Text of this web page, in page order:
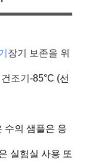
장기 보존을 위
조기 -85°C (선
수의 샘플은 응
실험실 사용 또